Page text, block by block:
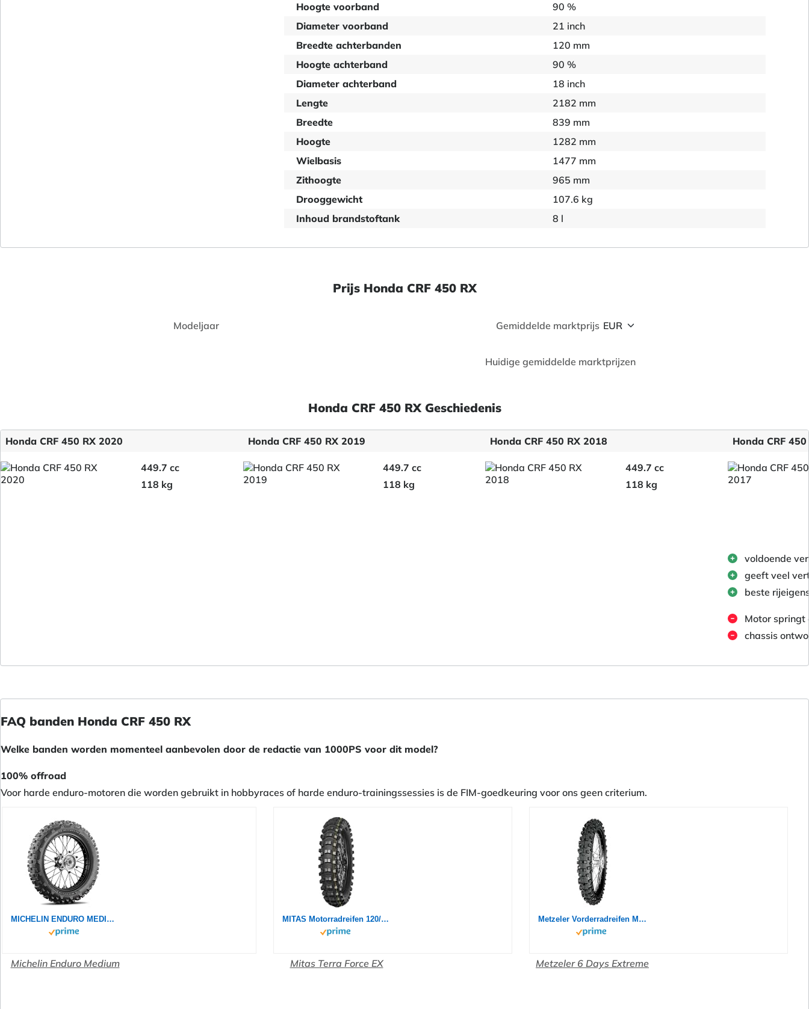
Hoogte voorband
90 %
Diameter voorband
21 inch
Breedte achterbanden
120 mm
Hoogte achterband
90 %
Diameter achterband
18 inch
Lengte
2182 mm
Breedte
839 mm
Hoogte
1282 mm
Wielbasis
1477 mm
Zithoogte
965 mm
Drooggewicht
107.6 kg
Inhoud brandstoftank
8 l
Prijs Honda CRF 450 RX
Modeljaar Gemiddelde marktprijs
Huidige gemiddelde marktprijzen
Honda CRF 450 RX Geschiedenis
Honda CRF 450 RX 2020
449.7 cc
118 kg
Honda CRF 450 RX 2019
449.7 cc
118 kg
Honda CRF 450 RX 2018
449.7 cc
118 kg
Honda CRF
voldoende
geeft veel
beste
Motor springt
chassis
FAQ banden Honda CRF 450 RX
Welke banden worden momenteel aanbevolen door de redactie van 1000PS voor dit model?
100% offroad
Voor harde enduro-motoren die worden gebruikt in hobbyraces of harde enduro-trainingssessies is de FIM-goedkeuring voor ons geen criterium.
MICHELIN ENDURO MEDIUM 120/90-18 65R - Rückseite Reifen
Michelin Enduro Medium
MITAS Motorradreifen 120/90-18 M/C TT 65R TERRA FORCE-EX SM SUPER (YELLOW) (IND)
Mitas Terra Force EX
Metzeler Vorderradreifen MCE 6 Days Extreme Gr. 90/90-21
Metzeler 6 Days Extreme